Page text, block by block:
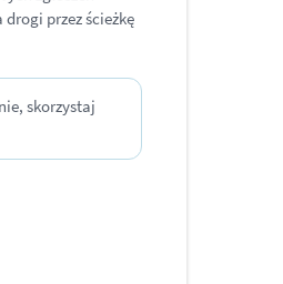
przez ścieżkę
skorzystaj